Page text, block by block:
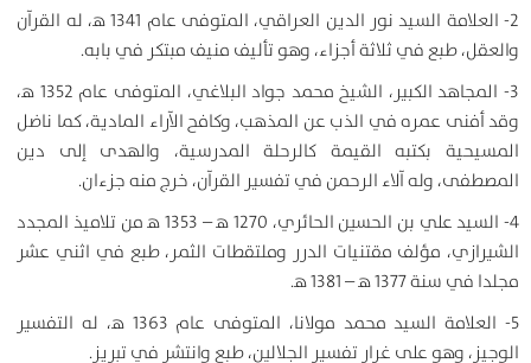
2- العلامة السيد نور الدين العراقي، المتوفى عام 1341 ه‍، له القرآن
والعقل، طبع في ثلاثة أجزاء، وهو تأليف منيف مبتكر في بابه.
3- المجاهد الكبير، الشيخ محمد جواد البلاغي، المتوفى عام 1352 ه‍،
وقد أفنى عمره في الذب عن المذهب، وكافح الآراء المادية، كما ناضل
المسيحية بكتبه القيمة كالرحلة المدرسية، والهدى إلى دين
المصطفى، وله آلاء الرحمن في تفسير القرآن، خرج منه جزءان.
4- السيد علي بن الحسين الحائري، 1270 ه‍ – 1353 ه‍ من تلاميذ المجدد
الشيرازي، مؤلف مقتنيات الدرر وملتقطات الثمر، طبع في اثني عشر
مجلدا في سنة 1377 ه‍ – 1381 ه‍.
5- العلامة السيد محمد مولانا، المتوفى عام 1363 ه‍، له التفسير
الوجيز، وهو على غرار تفسير الجلالين، طبع وانتشر في تبريز.